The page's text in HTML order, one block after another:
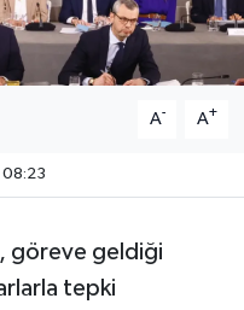
A- A+
göreve geldiği
tepki